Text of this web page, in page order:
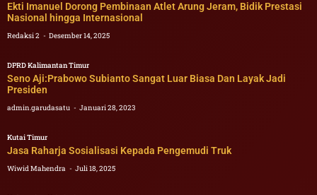
Ekti Imanuel Dorong Pembinaan Atlet Arung Jeram, Bidik Prestasi
Nasional hingga Internasional
Redaksi 2 Desember 14, 2025
DPRD Kalimantan Timur
Seno Aji:Prabowo Subianto Sangat Luar Biasa Dan Layak Jadi
Presiden
admin.garudasatu Januari 28, 2023
Kutai Timur
Jasa Raharja Sosialisasi Kepada Pengemudi Truk
Wiwid Mahendra Juli 18, 2025